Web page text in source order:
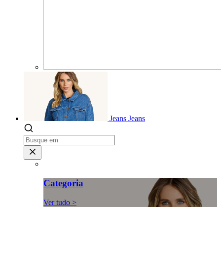
Jeans Jeans
Categoria
Ver tudo >